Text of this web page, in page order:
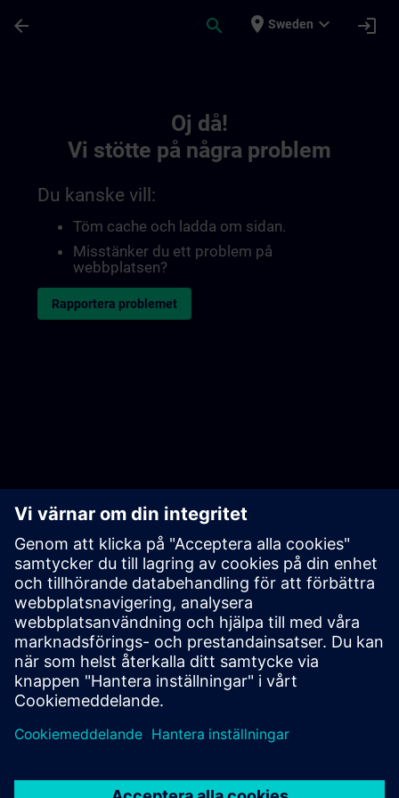
arrow_back search place Sweden expand_more login
Oj då!
Vi stötte på några problem
Du kanske vill:
Töm cache och ladda om sidan.
Misstänker du ett problem på
webbplatsen?
Rapportera problemet